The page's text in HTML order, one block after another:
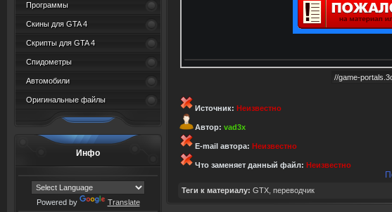
Программы
Скины для GTA 4
Скрипты для GTA 4
Спидометры
Автомобили
Оригинальные файлы
Инфо
Powered by Translate
Источник: Неизвестно
Автор: vad3x
E-mail автора: Неизвестно
Что заменяет данный файл: Неизвестно
Теги к материалу: GTX переводчик